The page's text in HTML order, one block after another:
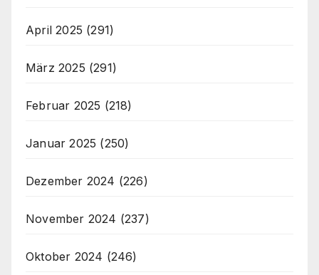
April 2025 (291)
März 2025 (291)
Februar 2025 (218)
Januar 2025 (250)
Dezember 2024 (226)
November 2024 (237)
Oktober 2024 (246)